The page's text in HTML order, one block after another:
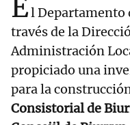
El Departamento
través de la
Administración
propiciado una
para la
Consistorial de